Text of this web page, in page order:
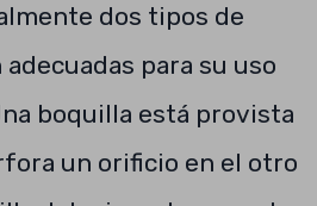
dos tipos de
para su uso
boquilla está provista
un orificio en el otro